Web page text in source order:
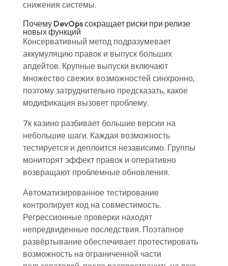
снижения системы.
Почему DevOps сокращает риски при релизе
новых функций
Консервативный метод подразумевает
аккумуляцию правок и выпуск больших
апдейтов. Крупные выпуски включают
множество свежих возможностей синхронно,
поэтому затруднительно предсказать, какое
модификация вызовет проблему.
7к казино разбивает большие версии на
небольшие шаги. Каждая возможность
тестируется и деплоится независимо. Группы
мониторят эффект правок и оперативно
возвращают проблемные обновления.
Автоматизированное тестирование
контролирует код на совместимость.
Регрессионные проверки находят
непредвиденные последствия. Поэтапное
развёртывание обеспечивает протестировать
возможность на ограниченной части